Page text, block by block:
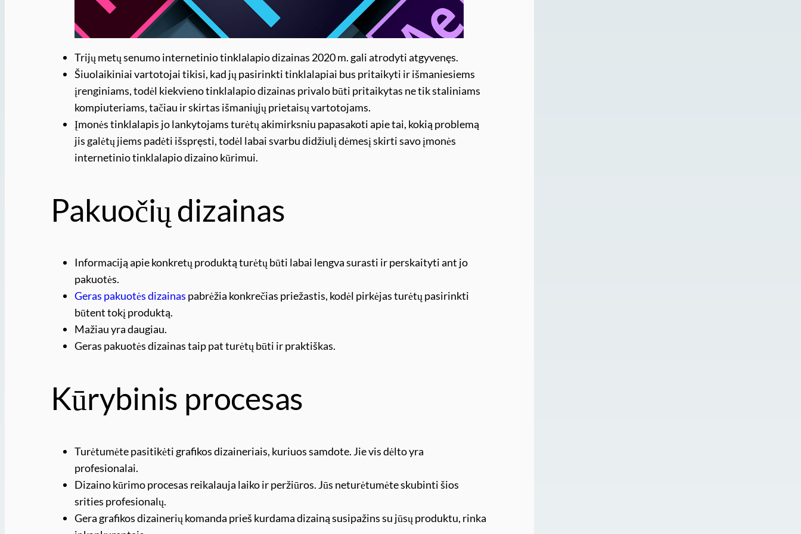
Trijų metų senumo internetinio tinklalapio dizainas 2020 m. gali atrodyti atgyvenęs.
Šiuolaikiniai vartotojai tikisi, kad jų pasirinkti tinklalapiai bus pritaikyti ir išmaniesiems
įrenginiams, todėl kiekvieno tinklalapio dizainas privalo būti pritaikytas ne tik staliniams
kompiuteriams, tačiau ir skirtas išmaniųjų prietaisų vartotojams.
Įmonės tinklalapis jo lankytojams turėtų akimirksniu papasakoti apie tai, kokią problemą
jis galėtų jiems padėti išspręsti, todėl labai svarbu didžiulį dėmesį skirti savo įmonės
internetinio tinklalapio dizaino kūrimui.
Pakuočių dizainas
Informaciją apie konkretų produktą turėtų būti labai lengva surasti ir perskaityti ant jo
pakuotės.
Geras pakuotės dizainas pabrėžia konkrečias priežastis, kodėl pirkėjas turėtų pasirinkti
būtent tokį produktą.
Mažiau yra daugiau.
Geras pakuotės dizainas taip pat turėtų būti ir praktiškas.
Kūrybinis procesas
Turėtumėte pasitikėti grafikos dizaineriais, kuriuos samdote. Jie vis dėlto yra
profesionalai.
Dizaino kūrimo procesas reikalauja laiko ir peržiūros. Jūs neturėtumėte skubinti šios
srities profesionalų.
Gera grafikos dizainerių komanda prieš kurdama dizainą susipažins su jūsų produktu, rinka